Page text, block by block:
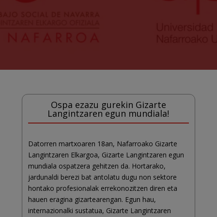
Ospa ezazu gurekin Gizarte
Langintzaren egun mundiala!
Datorren martxoaren 18an, Nafarroako Gizarte
Langintzaren Elkargoa, Gizarte Langintzaren egun
mundiala ospatzera gehitzen da. Hortarako,
jardunaldi berezi bat antolatu dugu non sektore
hontako profesionalak errekonozitzen diren eta
hauen eragina gizartearengan. Egun hau,
internazionalki sustatua, Gizarte Langintzaren